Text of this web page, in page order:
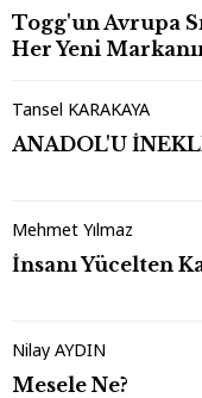
Togg'un Avrupa Sınavı:
Tansel KARAKAYA
ANADOL'U
Mehmet Yılmaz
İnsanı Yücelten
Nilay AYDIN
Mesele Ne?